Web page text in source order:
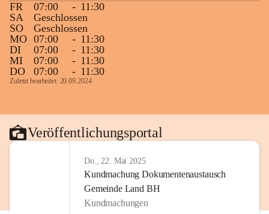
FR
07:00 - 11:30
SA
Geschlossen
SO
Geschlossen
MO 07:00 - 11:30
DI
07:00 - 11:30
MI
07:00 - 11:30
DO
07:00 - 11:30
Zuletzt bearbeitet: 20.09.2024
Veröffentlichungsportal
Do., 22. Mai 2025
Kundmachung Dokumentenaustausch
Gemeinde Land BH
Kundmachungen